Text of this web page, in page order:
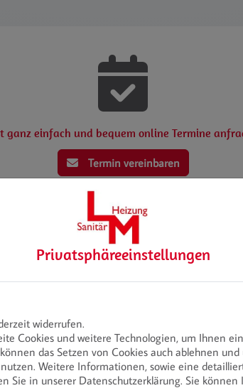
ganz einfach und bequem online Termine
Termin vereinbaren
Privatsphäre­einstellungen
widerrufen.
Cookies und weitere Technologien, um Ihnen
das Setzen von Cookies auch ablehnen
Weitere Informationen, sowie eine
Sie in unserer Datenschutzerklärung. Sie